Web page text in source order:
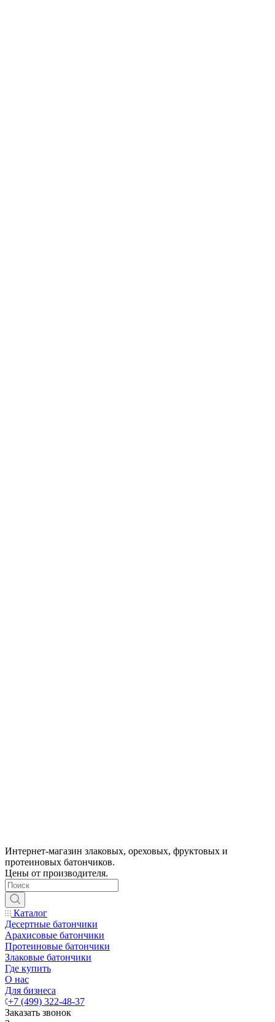
Интернет-магазин злаковых, ореховых, фруктовых и
протеиновых батончиков.
Цены от производителя.
Каталог
Десертные батончики
Арахисовые батончики
Протеиновые батончики
Злаковые батончики
Где купить
О нас
Для бизнеса
+7 (499) 322-48-37
Заказать звонок